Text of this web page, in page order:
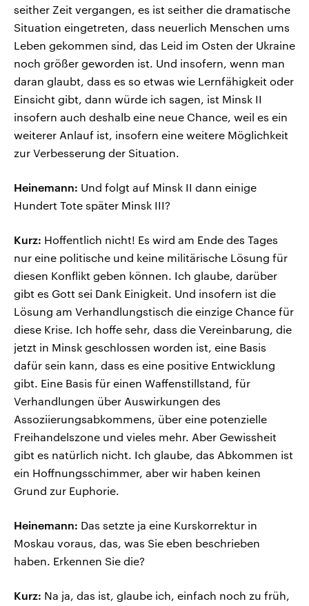
seither Zeit vergangen, es ist seither die dramatische
Situation eingetreten, dass neuerlich Menschen ums
Leben gekommen sind, das Leid im Osten der Ukraine
noch größer geworden ist. Und insofern, wenn man
daran glaubt, dass es so etwas wie Lernfähigkeit oder
Einsicht gibt, dann würde ich sagen, ist Minsk II
insofern auch deshalb eine neue Chance, weil es ein
weiterer Anlauf ist, insofern eine weitere Möglichkeit
zur Verbesserung der Situation.
Heinemann: Und folgt auf Minsk II dann einige
Hundert Tote später Minsk III?
Kurz: Hoffentlich nicht! Es wird am Ende des Tages
nur eine politische und keine militärische Lösung für
diesen Konflikt geben können. Ich glaube, darüber
gibt es Gott sei Dank Einigkeit. Und insofern ist die
Lösung am Verhandlungstisch die einzige Chance für
diese Krise. Ich hoffe sehr, dass die Vereinbarung, die
jetzt in Minsk geschlossen worden ist, eine Basis
dafür sein kann, dass es eine positive Entwicklung
gibt. Eine Basis für einen Waffenstillstand, für
Verhandlungen über Auswirkungen des
Assoziierungsabkommens, über eine potenzielle
Freihandelszone und vieles mehr. Aber Gewissheit
gibt es natürlich nicht. Ich glaube, das Abkommen ist
ein Hoffnungsschimmer, aber wir haben keinen
Grund zur Euphorie.
Heinemann: Das setzte ja eine Kurskorrektur in
Moskau voraus, das, was Sie eben beschrieben
haben. Erkennen Sie die?
Kurz: Na ja, das ist, glaube ich, einfach noch zu früh,